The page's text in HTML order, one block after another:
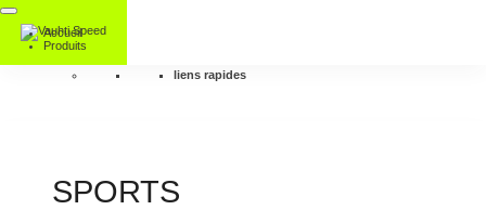
Accueil
Produits
liens rapides
SPORTS